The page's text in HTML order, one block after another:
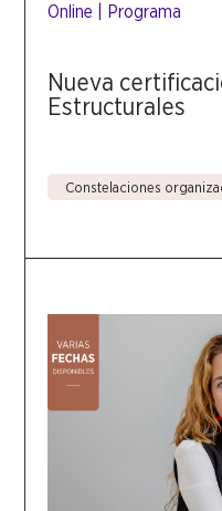
Online Programa
Nueva
Estructurales
Constelaciones